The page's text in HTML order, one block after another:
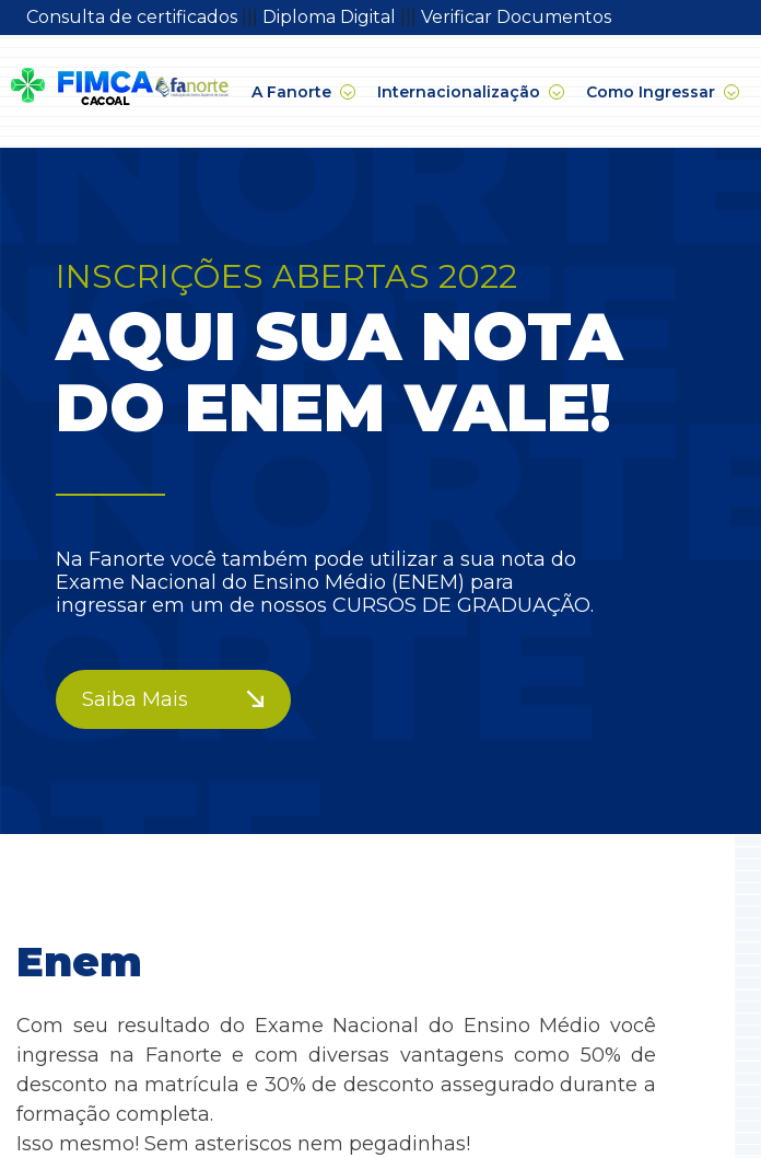
Consulta de certificados Diploma Digital Verificar Documentos
A Fanorte Internacionalização Como Ingressar
INSCRIÇÕES ABERTAS 2022
AQUI SUA NOTA
DO ENEM VALE!
Na Fanorte você também pode utilizar a sua nota do
Exame Nacional do Ensino Médio (ENEM) para
ingressar em um de nossos CURSOS DE GRADUAÇÃO.
Saiba Mais
Enem
Com seu resultado do Exame Nacional do Ensino Médio você
ingressa na Fanorte e com diversas vantagens como 50% de
desconto na matrícula e 30% de desconto assegurado durante a
formação completa.
Isso mesmo! Sem asteriscos nem pegadinhas!